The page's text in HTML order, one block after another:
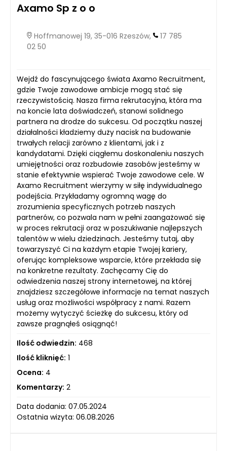
Axamo Sp z o o
Hoffmanowej 19, 35-016 Rzeszów,
17 785
02 50
Wejdź do fascynującego świata Axamo Recruitment,
gdzie Twoje zawodowe ambicje mogą stać się
rzeczywistością. Nasza firma rekrutacyjna, która ma
na koncie lata doświadczeń, stanowi solidnego
partnera na drodze do sukcesu. Od początku naszej
działalności kładziemy duży nacisk na budowanie
trwałych relacji zarówno z klientami, jak i z
kandydatami. Dzięki ciągłemu doskonaleniu naszych
umiejętności oraz rozbudowie zasobów jesteśmy w
stanie efektywnie wspierać Twoje zawodowe cele. W
Axamo Recruitment wierzymy w siłę indywidualnego
podejścia. Przykładamy ogromną wagę do
zrozumienia specyficznych potrzeb naszych
partnerów, co pozwala nam w pełni zaangażować się
w proces rekrutacji oraz w poszukiwanie najlepszych
talentów w wielu dziedzinach. Jesteśmy tutaj, aby
towarzyszyć Ci na każdym etapie Twojej kariery,
oferując kompleksowe wsparcie, które przekłada się
na konkretne rezultaty. Zachęcamy Cię do
odwiedzenia naszej strony internetowej, na której
znajdziesz szczegółowe informacje na temat naszych
usług oraz możliwości współpracy z nami. Razem
możemy wytyczyć ścieżkę do sukcesu, który od
zawsze pragnąłeś osiągnąć!
Ilość odwiedzin: 468
Ilość kliknięć: 1
Ocena: 4
Komentarzy: 2
Data dodania: 07.05.2024
Ostatnia wizyta: 06.08.2026